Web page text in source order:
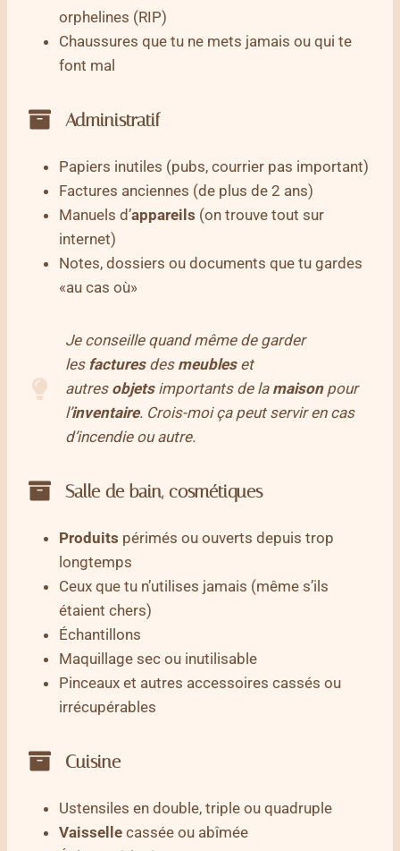
orphelines (RIP)
Chaussures que tu ne mets jamais ou qui te
font mal
Administratif
Papiers inutiles (pubs, courrier pas important)
Factures anciennes (de plus de 2 ans)
Manuels d’appareils (on trouve tout sur
internet)
Notes, dossiers ou documents que tu gardes
«au cas où»
Je conseille quand même de garder
les facturesdes meubles et
autres objets importants de la maison pour
l’inventaire. Crois-moi ça peut servir en cas
d’incendie ou autre.
Salle de bain, cosmétiques
Produits périmés ou ouverts depuis trop
longtemps
Ceux que tu n’utilises jamais (même s’ils
étaient chers)
Échantillons
Maquillage sec ou inutilisable
Pinceaux et autres accessoires cassés ou
irrécupérables
Cuisine
Ustensiles en double, triple ou quadruple
Vaisselle cassée ou abîmée